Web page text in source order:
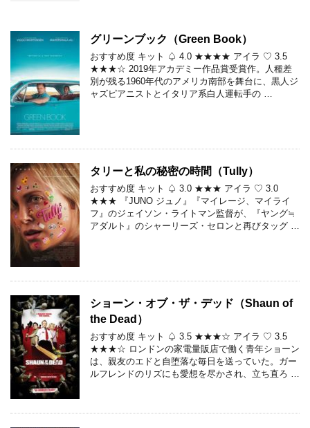
グリーンブック（Green Book）
おすすめ度 キット ♤ 4.0 ★★★★ アイラ ♡ 3.5
★★★☆ 2019年アカデミー作品賞受賞作。人種差
別が残る1960年代のアメリカ南部を舞台に、黒人ジ
ャズピアニストとイタリア系白人運転手の …
タリーと私の秘密の時間（Tully）
おすすめ度 キット ♤ 3.0 ★★★ アイラ ♡ 3.0
★★★ 『JUNO ジュノ』『マイレージ、マイライ
フ』のジェイソン・ライトマン監督が、『ヤング≒
アダルト』のシャーリーズ・セロンと再びタッグ …
ショーン・オブ・ザ・デッド（Shaun of
the Dead）
おすすめ度 キット ♤ 3.5 ★★★☆ アイラ ♡ 3.5
★★★☆ ロンドンの家電量販店で働く青年ショーン
は、親友のエドと自堕落な毎日を送っていた。ガー
ルフレンドのリズにも愛想を尽かされ、立ち直ろ …